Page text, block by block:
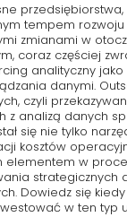
tempem rozwoju
zmianami w
coraz częściej
analityczny
danymi.
czyli
z analizą danych
się nie tylko
kosztów
elementem w
strategicznych
Dowiedz się
w ten typ